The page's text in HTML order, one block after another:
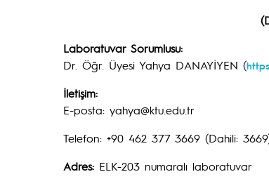
Laboratuvar Sorumlusu:
Dr. Öğr. Üyesi Yahya DANAYİYEN (
İletişim:
E-posta: yahya@ktu.edu.tr
Telefon: +90 462 377 3669 (Dahili:
Adres: ELK-203 numaralı laboratuvar